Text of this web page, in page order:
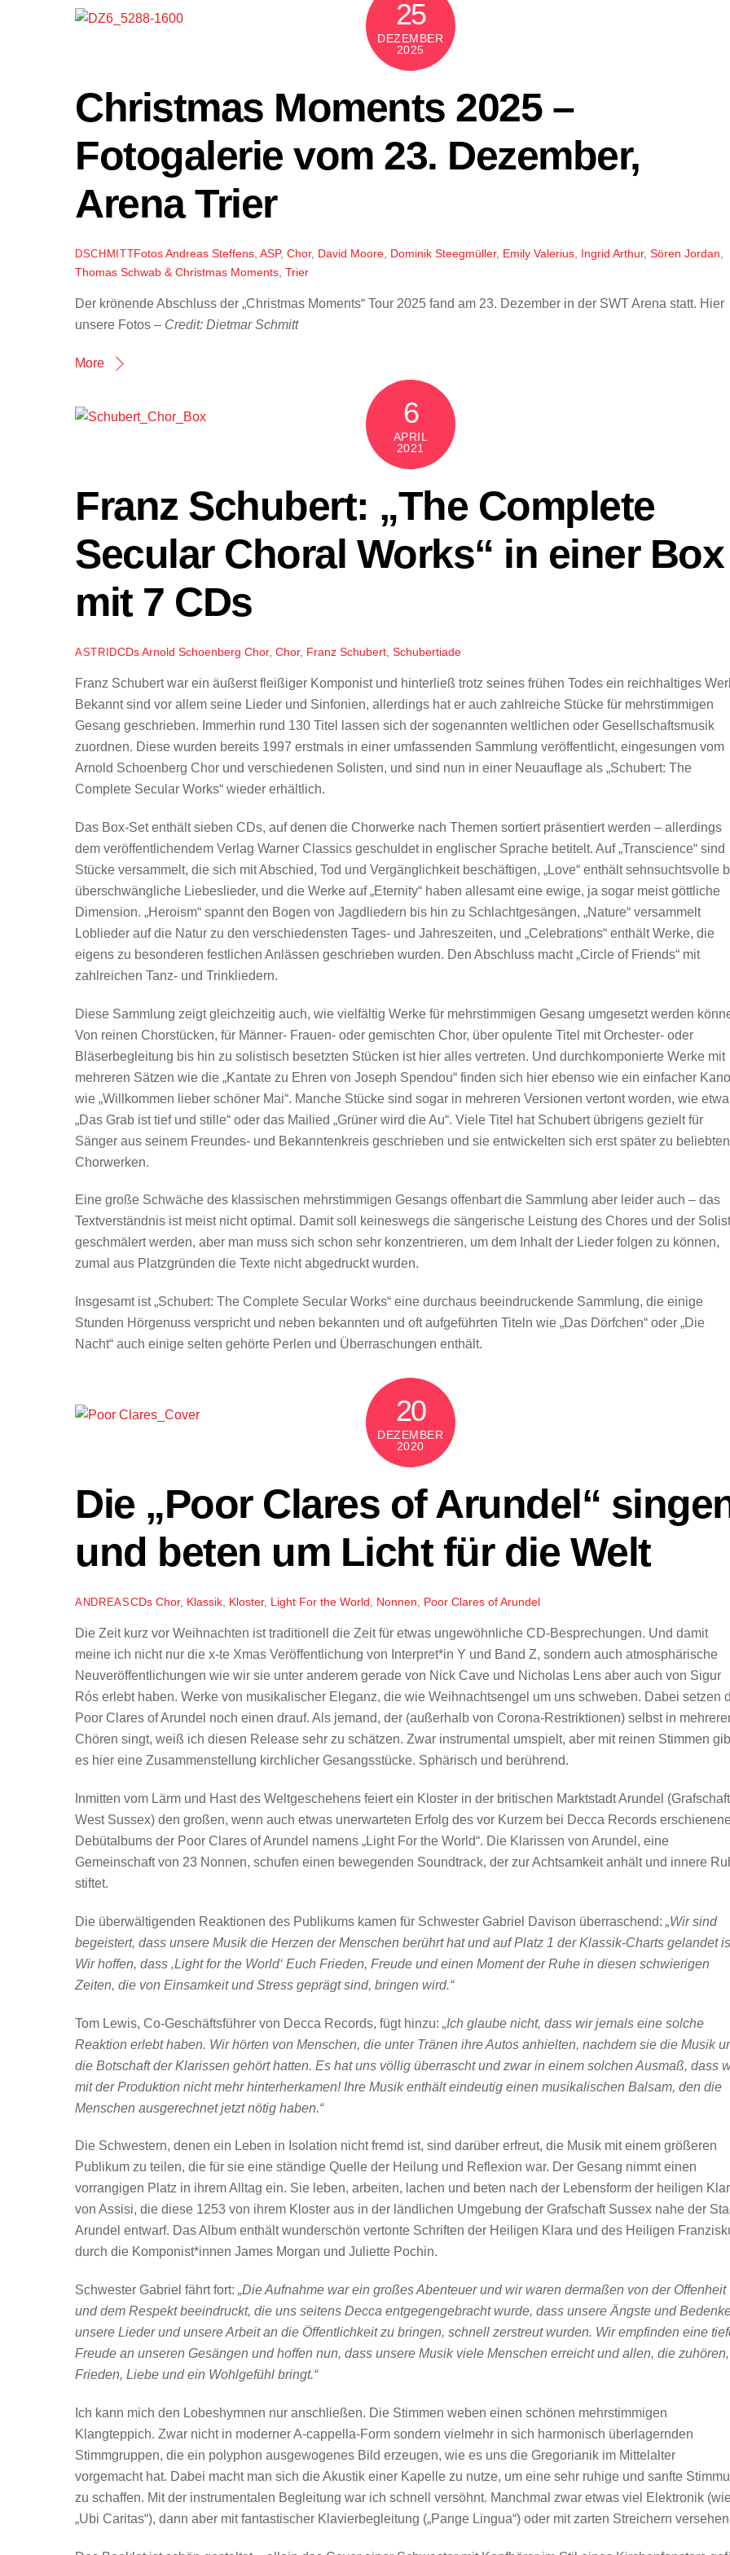
25
DEZEMBER
2025
Christmas Moments 2025 –
Fotogalerie vom 23. Dezember,
Arena Trier
DSCHMITTFotosAndreas Steffens ,ASP,Chor, David Moore Dominik Steegmüller, Emily Valerius Ingrid Arthur,Sören Jordan
Thomas Schwab & Christmas Moments Trier
Der krönende Abschluss der „Christmas Moments“ Tour 2025 fand am 23. Dezember in der SWT Arena statt. Hier
unsere Fotos – Credit: Dietmar Schmitt
More
6
APRIL
2021
Franz Schubert: „The Complete
Secular Choral Works“ in einer Box
mit 7 CDs
ASTRIDCDsArnold Schoenberg Chor, Chor, Franz Schubert, Schubertiade
Franz Schubert war ein äußerst fleißiger Komponist und hinterließ trotz seines frühen Todes ein reichhaltiges
Bekannt sind vor allem seine Lieder und Sinfonien, allerdings hat er auch zahlreiche Stücke für mehrstimmigen
Gesang geschrieben. Immerhin rund 130 Titel lassen sich der sogenannten weltlichen oder Gesellschaftsmusik
zuordnen. Diese wurden bereits 1997 erstmals in einer umfassenden Sammlung veröffentlicht, eingesungen vom
Arnold Schoenberg Chor und verschiedenen Solisten, und sind nun in einer Neuauflage als „Schubert: The
Complete Secular Works“ wieder erhältlich.
Das Box-Set enthält sieben CDs, auf denen die Chorwerke nach Themen sortiert präsentiert werden – allerdings
dem veröffentlichendem Verlag Warner Classics geschuldet in englischer Sprache betitelt. Auf „Transcience“ sind
Stücke versammelt, die sich mit Abschied, Tod und Vergänglichkeit beschäftigen, „Love“ enthält sehnsuchtsvolle
überschwängliche Liebeslieder, und die Werke auf „Eternity“ haben allesamt eine ewige, ja sogar meist göttliche
Dimension. „Heroism“ spannt den Bogen von Jagdliedern bis hin zu Schlachtgesängen, „Nature“ versammelt
Loblieder auf die Natur zu den verschiedensten Tages- und Jahreszeiten, und „Celebrations“ enthält Werke, die
eigens zu besonderen festlichen Anlässen geschrieben wurden. Den Abschluss macht „Circle of Friends“ mit
zahlreichen Tanz- und Trinkliedern.
Diese Sammlung zeigt gleichzeitig auch, wie vielfältig Werke für mehrstimmigen Gesang umgesetzt werden
Von reinen Chorstücken, für Männer- Frauen- oder gemischten Chor, über opulente Titel mit Orchester- oder
Bläserbegleitung bis hin zu solistisch besetzten Stücken ist hier alles vertreten. Und durchkomponierte Werke mit
mehreren Sätzen wie die „Kantate zu Ehren von Joseph Spendou“ finden sich hier ebenso wie ein einfacher
wie „Willkommen lieber schöner Mai“. Manche Stücke sind sogar in mehreren Versionen vertont worden, wie etwa
„Das Grab ist tief und stille“ oder das Mailied „Grüner wird die Au“. Viele Titel hat Schubert übrigens gezielt für
Sänger aus seinem Freundes- und Bekanntenkreis geschrieben und sie entwickelten sich erst später zu beliebten
Chorwerken.
Eine große Schwäche des klassischen mehrstimmigen Gesangs offenbart die Sammlung aber leider auch – das
Textverständnis ist meist nicht optimal. Damit soll keineswegs die sängerische Leistung des Chores und der
geschmälert werden, aber man muss sich schon sehr konzentrieren, um dem Inhalt der Lieder folgen zu können,
zumal aus Platzgründen die Texte nicht abgedruckt wurden.
Insgesamt ist „Schubert: The Complete Secular Works“ eine durchaus beeindruckende Sammlung, die einige
Stunden Hörgenuss verspricht und neben bekannten und oft aufgeführten Titeln wie „Das Dörfchen“ oder „Die
Nacht“ auch einige selten gehörte Perlen und Überraschungen enthält.
20
DEZEMBER
2020
Die „Poor Clares of Arundel“
und beten um Licht für die Welt
ANDREASCDs Chor, Klassik, Kloster, Light For the World Nonnen Poor Clares of Arundel
Die Zeit kurz vor Weihnachten ist traditionell die Zeit für etwas ungewöhnliche CD-Besprechungen. Und damit
meine ich nicht nur die x-te Xmas Veröffentlichung von Interpret*in Y und Band Z, sondern auch atmosphärische
Neuveröffentlichungen wie wir sie unter anderem gerade von Nick Cave und Nicholas Lens aber auch von Sigur
Rós erlebt haben. Werke von musikalischer Eleganz, die wie Weihnachtsengel um uns schweben. Dabei setzen
Poor Clares of Arundel noch einen drauf. Als jemand, der (außerhalb von Corona-Restriktionen) selbst in
Chören singt, weiß ich diesen Release sehr zu schätzen. Zwar instrumental umspielt, aber mit reinen Stimmen
es hier eine Zusammenstellung kirchlicher Gesangsstücke. Sphärisch und berührend.
Inmitten vom Lärm und Hast des Weltgeschehens feiert ein Kloster in der britischen Marktstadt Arundel (Grafschaft
West Sussex) den großen, wenn auch etwas unerwarteten Erfolg des vor Kurzem bei Decca Records
Debütalbums der Poor Clares of Arundel namens „Light For the World“. Die Klarissen von Arundel, eine
Gemeinschaft von 23 Nonnen, schufen einen bewegenden Soundtrack, der zur Achtsamkeit anhält und innere
stiftet.
Die überwältigenden Reaktionen des Publikums kamen für Schwester Gabriel Davison überraschend: „Wir sind
begeistert, dass unsere Musik die Herzen der Menschen berührt hat und auf Platz 1 der Klassik-Charts gelandet
Wir hoffen, dass ‚Light for the World‘ Euch Frieden, Freude und einen Moment der Ruhe in diesen schwierigen
Zeiten, die von Einsamkeit und Stress geprägt sind, bringen wird.“
Tom Lewis, Co-Geschäftsführer von Decca Records, fügt hinzu: „Ich glaube nicht, dass wir jemals eine solche
Reaktion erlebt haben. Wir hörten von Menschen, die unter Tränen ihre Autos anhielten, nachdem sie die Musik
die Botschaft der Klarissen gehört hatten. Es hat uns völlig überrascht und zwar in einem solchen Ausmaß, dass
mit der Produktion nicht mehr hinterherkamen! Ihre Musik enthält eindeutig einen musikalischen Balsam, den die
Menschen ausgerechnet jetzt nötig haben.“
Die Schwestern, denen ein Leben in Isolation nicht fremd ist, sind darüber erfreut, die Musik mit einem größeren
Publikum zu teilen, die für sie eine ständige Quelle der Heilung und Reflexion war. Der Gesang nimmt einen
vorrangigen Platz in ihrem Alltag ein. Sie leben, arbeiten, lachen und beten nach der Lebensform der heiligen
von Assisi, die diese 1253 von ihrem Kloster aus in der ländlichen Umgebung der Grafschaft Sussex nahe der
Arundel entwarf. Das Album enthält wunderschön vertonte Schriften der Heiligen Klara und des Heiligen
durch die Komponist*innen James Morgan und Juliette Pochin.
Schwester Gabriel fährt fort: „Die Aufnahme war ein großes Abenteuer und wir waren dermaßen von der Offenheit
und dem Respekt beeindruckt, die uns seitens Decca entgegengebracht wurde, dass unsere Ängste und
unsere Lieder und unsere Arbeit an die Öffentlichkeit zu bringen, schnell zerstreut wurden. Wir empfinden eine
Freude an unseren Gesängen und hoffen nun, dass unsere Musik viele Menschen erreicht und allen, die zuhören,
Frieden, Liebe und ein Wohlgefühl bringt.“
Ich kann mich den Lobeshymnen nur anschließen. Die Stimmen weben einen schönen mehrstimmigen
Klangteppich. Zwar nicht in moderner A-cappella-Form sondern vielmehr in sich harmonisch überlagernden
Stimmgruppen, die ein polyphon ausgewogenes Bild erzeugen, wie es uns die Gregorianik im Mittelalter
vorgemacht hat. Dabei macht man sich die Akustik einer Kapelle zu nutze, um eine sehr ruhige und sanfte
zu schaffen. Mit der instrumentalen Begleitung war ich schnell versöhnt. Manchmal zwar etwas viel Elektronik
„Ubi Caritas“), dann aber mit fantastischer Klavierbegleitung („Pange Lingua“) oder mit zarten Streichern